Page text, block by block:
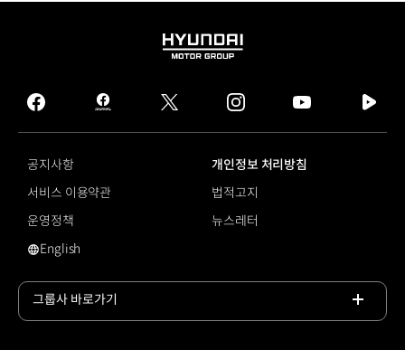
HYUNDAI
GROUP
facebook
hmg
journal
twitter instagram
tv
공지사항
개인정보 처리방침
서비스 이용약관
법적고지
운영정책
뉴스레터
영문 사이트로 이동
English
그룹사 바로가기